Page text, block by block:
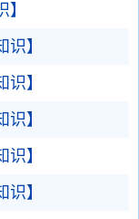
识】
】
识】
】
】